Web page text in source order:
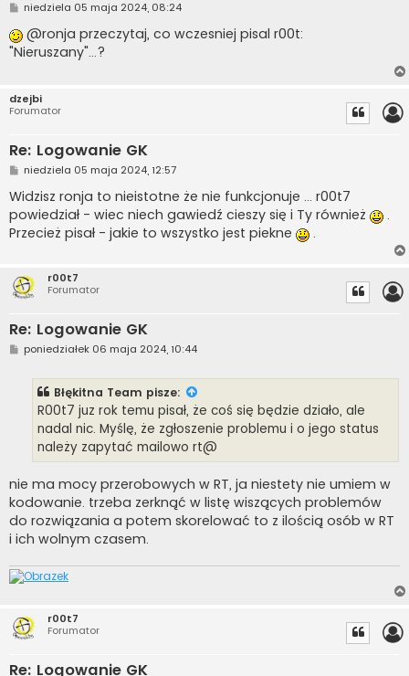
P
s
t
niedziela 05 maja 2024, 08:24
@ronja przeczytaj, co wczesniej pisal r00t:
"Nieruszany"...?
dzejbi
Forumator
Re: Logowanie GK
P
s
t
niedziela 05 maja 2024, 12:57
Widzisz ronja to nieistotne że nie funkcjonuje ... r00t7
powiedział - wiec niech gawiedź cieszy się i Ty również
.
Przecież pisał - jakie to wszystko jest piekne
.
r00t7
Forumator
Re: Logowanie GK
P
o
poniedziałek 06 maja 2024, 10:44
Błękitna Team pisze:
R00t7 juz rok temu pisał, że coś się będzie działo, ale
nadal nic. Myślę, że zgłoszenie problemu i o jego status
należy zapytać mailowo rt@
nie ma mocy przerobowych w RT, ja niestety nie umiem w
kodowanie. trzeba zerknąć w listę wiszących problemów
do rozwiązania a potem skorelować to z ilością osób w RT
i ich wolnym czasem.
r00t7
Forumator
Re: Logowanie GK